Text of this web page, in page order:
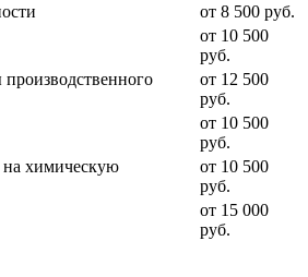
от 8 500 руб.
от 10 500
руб.
от 12 500
руб.
от 10 500
руб.
на химическую
от 10 500
руб.
от 15 000
руб.